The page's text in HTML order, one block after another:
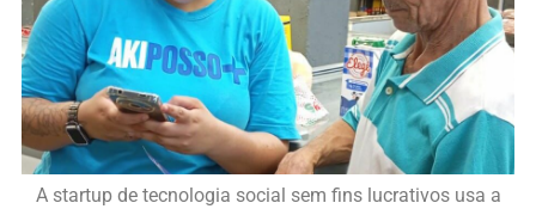
A startup de tecnologia social sem fins lucrativos usa a